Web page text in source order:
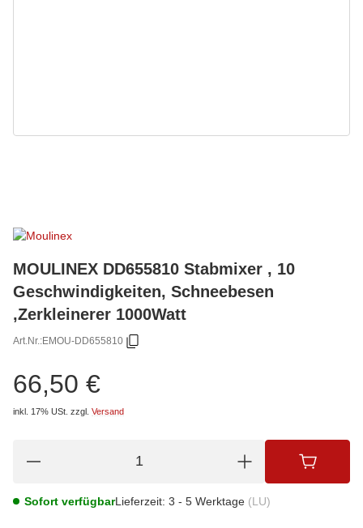
MOULINEX DD655810 Stabmixer , 10
Geschwindigkeiten, Schneebesen
,Zerkleinerer 1000Watt
Art.Nr.:EMOU-DD655810
66,50 €
inkl. 17% USt. zzgl. Versand
Sofort verfügbarLieferzeit: 3 - 5 Werktage (LU)